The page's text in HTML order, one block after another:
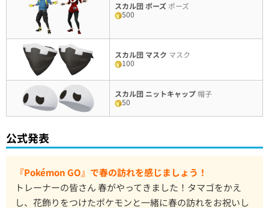
スカル団 ポーズ ポーズ
500
スカル団 マスク マスク
100
スカル団 ニットキャップ帽子
50
公式発表
『Pokémon GO』で春の訪れを感じましょう！
トレーナーの皆さん 春がやってきました！タマゴをかえ
し、花飾りをつけたポケモンと一緒に春の訪れをお祝いし